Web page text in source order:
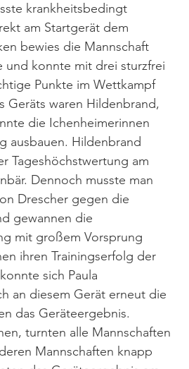
krankheitsbedingt
am Startgerät dem
bewies die Mannschaft
und konnte mit drei sturzfrei
Punkte im Wettkampf
Geräts waren Hildenbrand,
die Ichenheimerinnen
ausbauen. Hildenbrand
Tageshöchstwertung am
Dennoch musste man
Drescher gegen die
gewannen die
mit großem Vorsprung
ihren Trainingserfolg der
sich Paula
an diesem Gerät erneut die
das Geräteergebnis.
turnten alle Mannschaften
Mannschaften knapp